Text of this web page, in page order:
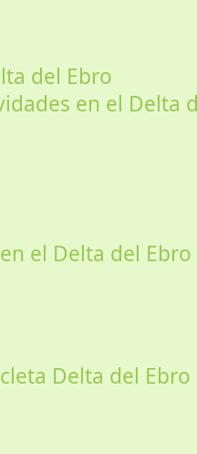
del Ebro
en el Delta
el Delta del Ebro
Delta del Ebro